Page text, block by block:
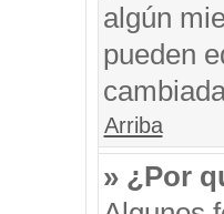
algún
pueden
Arriba
» ¿Por